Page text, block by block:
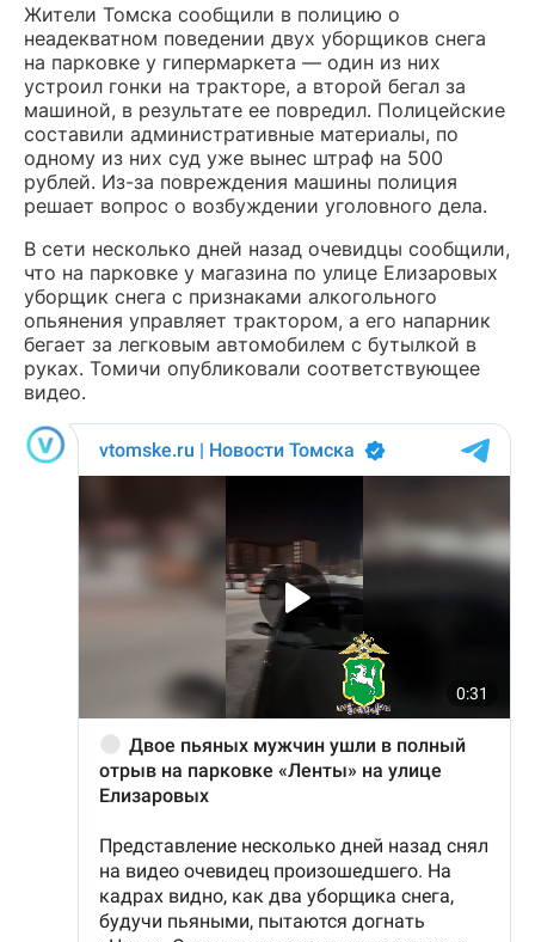
Жители Томска сообщили в полицию о
неадекватном поведении двух уборщиков снега
на парковке у гипермаркета — один из них
устроил гонки на тракторе, а второй бегал за
машиной, в результате ее повредил. Полицейские
составили административные материалы, по
одному из них суд уже вынес штраф на 500
рублей. Из-за повреждения машины полиция
решает вопрос о возбуждении уголовного дела.
В сети несколько дней назад очевидцы сообщили,
что на парковке у магазина по улице Елизаровых
уборщик снега с признаками алкогольного
опьянения управляет трактором, а его напарник
бегает за легковым автомобилем с бутылкой в
руках. Томичи опубликовали соответствующее
видео.